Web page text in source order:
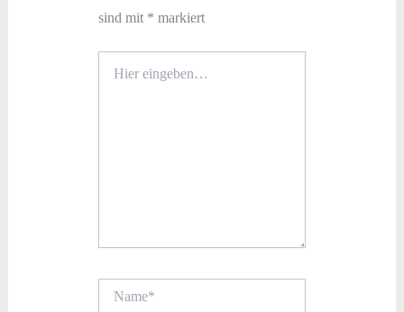
sind mit * markiert
eingeben…